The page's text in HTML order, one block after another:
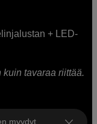
+ LED-
tavaraa riittää.
myydyt